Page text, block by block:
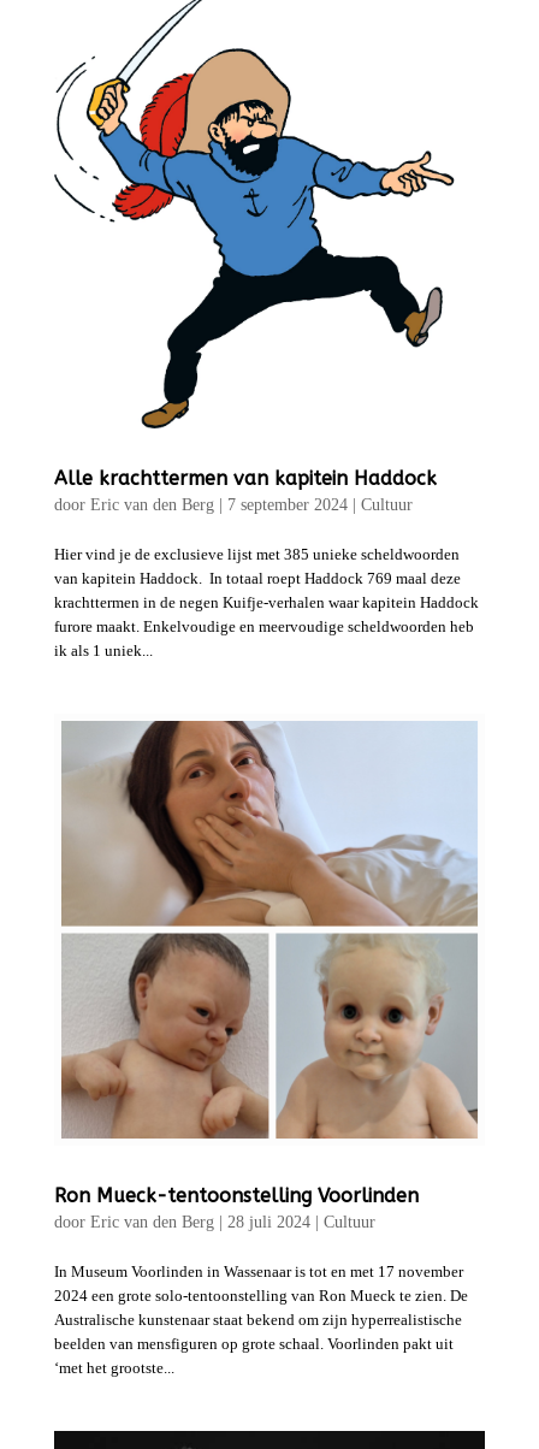
Alle krachttermen van kapitein Haddock
door Eric van den Berg| 7 september 2024| Cultuur
Hier vind je de exclusieve lijst met 385 unieke scheldwoorden
van kapitein Haddock. In totaal roept Haddock 769 maal deze
krachttermen in de negen Kuifje-verhalen waar kapitein Haddock
furore maakt. Enkelvoudige en meervoudige scheldwoorden heb
ik als 1 uniek...
Ron Mueck-tentoonstelling Voorlinden
door Eric van den Berg| 28 juli 2024| Cultuur
In Museum Voorlinden in Wassenaar is tot en met 17 november
2024 een grote solo-tentoonstelling van Ron Mueck te zien. De
Australische kunstenaar staat bekend om zijn hyperrealistische
beelden van mensfiguren op grote schaal. Voorlinden pakt uit
‘met het grootste...